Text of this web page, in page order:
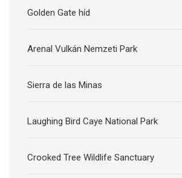
Golden Gate híd
Arenal Vulkán Nemzeti Park
Sierra de las Minas
Laughing Bird Caye National Park
Crooked Tree Wildlife Sanctuary